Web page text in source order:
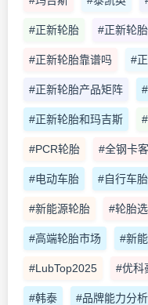
#正新轮胎 #正新轮
#正新轮胎靠谱吗 #
#正新轮胎产品矩阵
#正新轮胎和玛吉斯
#PCR轮胎 #全钢卡
#电动车胎 #自行车胎
#新能源轮胎 #轮胎
#高端轮胎市场 #新
#LubTop2025 #优科
#韩泰 #品牌能力分析